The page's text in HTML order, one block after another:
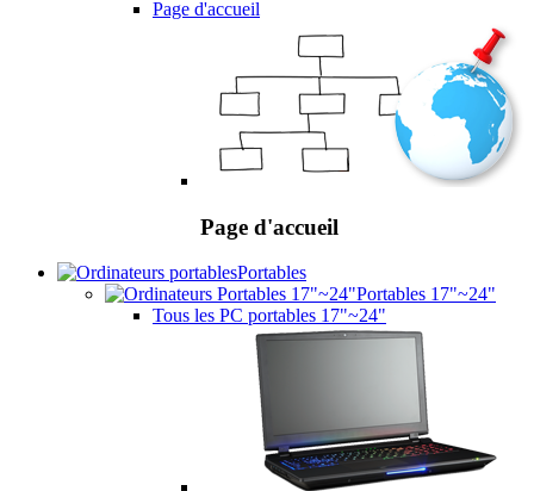
Page d'accueil
Page d'accueil
Portables
Portables 17"~24"
Tous les PC portables 17"~24"